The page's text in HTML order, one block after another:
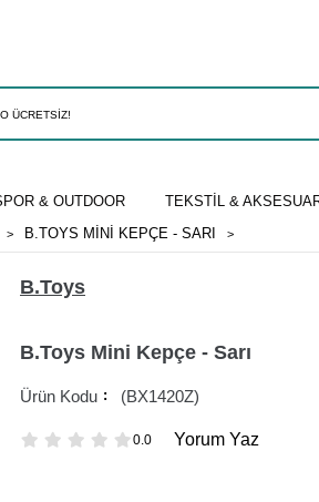
& OUTDOOR TEKSTİL &
B.TOYS MINI KEPÇE - SARI
B.Toys
B.Toys Mini Kepçe - Sarı
(BX1420Z)
0.0 Yorum Yaz